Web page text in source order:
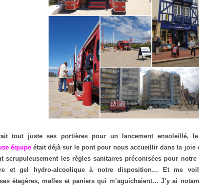
tout juste ses portières pour un lancement ensoleillé, le
équipe était déjà sur le pont pour nous accueillir dans la joie
scrupuleusement les règles sanitaires préconisées pour
et gel hydro-alcoolique à notre disposition… Et me
étagères, malles et paniers qui m’aguichaient… J’y ai